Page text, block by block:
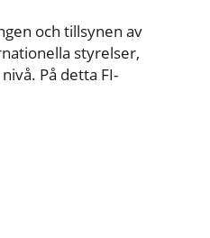
och tillsynen av
styrelser,
På detta FI-